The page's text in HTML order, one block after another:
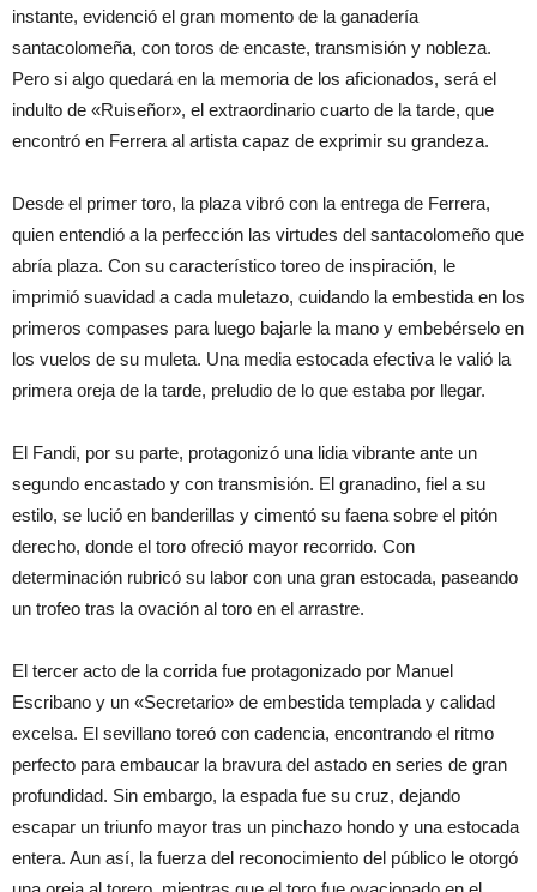
instante, evidenció el gran momento de la ganadería
santacolomeña, con toros de encaste, transmisión y nobleza.
Pero si algo quedará en la memoria de los aficionados, será el
indulto de «Ruiseñor», el extraordinario cuarto de la tarde, que
encontró en Ferrera al artista capaz de exprimir su grandeza.
Desde el primer toro, la plaza vibró con la entrega de Ferrera,
quien entendió a la perfección las virtudes del santacolomeño que
abría plaza. Con su característico toreo de inspiración, le
imprimió suavidad a cada muletazo, cuidando la embestida en los
primeros compases para luego bajarle la mano y embebérselo en
los vuelos de su muleta. Una media estocada efectiva le valió la
primera oreja de la tarde, preludio de lo que estaba por llegar.
El Fandi, por su parte, protagonizó una lidia vibrante ante un
segundo encastado y con transmisión. El granadino, fiel a su
estilo, se lució en banderillas y cimentó su faena sobre el pitón
derecho, donde el toro ofreció mayor recorrido. Con
determinación rubricó su labor con una gran estocada, paseando
un trofeo tras la ovación al toro en el arrastre.
El tercer acto de la corrida fue protagonizado por Manuel
Escribano y un «Secretario» de embestida templada y calidad
excelsa. El sevillano toreó con cadencia, encontrando el ritmo
perfecto para embaucar la bravura del astado en series de gran
profundidad. Sin embargo, la espada fue su cruz, dejando
escapar un triunfo mayor tras un pinchazo hondo y una estocada
entera. Aun así, la fuerza del reconocimiento del público le otorgó